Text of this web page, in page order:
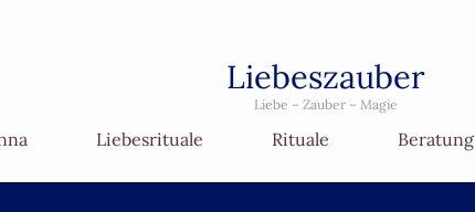
Liebeszauber
Liebe – Zauber – Magie
Liebesrituale Rituale Beratung